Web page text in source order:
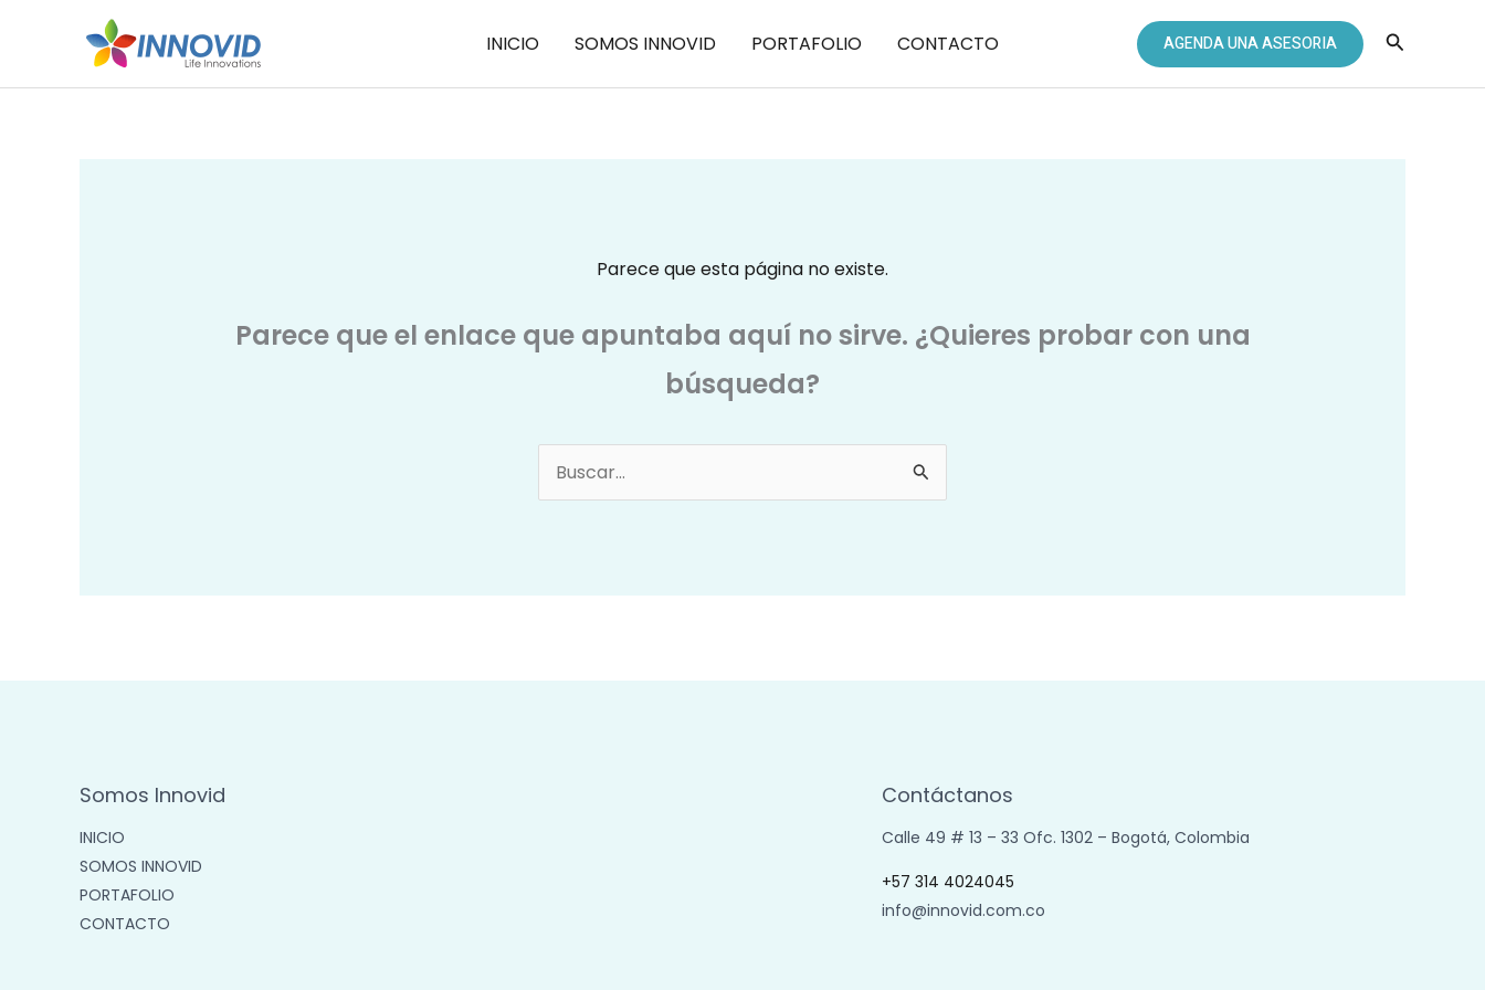
INICIO SOMOS INNOVID PORTAFOLIO CONTACTO AGENDA UNA ASESORIA Buscar
Parece que esta página no existe.
Parece que el enlace que apuntaba aquí no sirve. ¿Quieres probar con una
búsqueda?
Buscar
por:
Somos Innovid
INICIO
SOMOS INNOVID
PORTAFOLIO
CONTACTO
Contáctanos
Calle 49 # 13 – 33 Ofc. 1302 – Bogotá, Colombia
+57 314 4024045
info@innovid.com.co